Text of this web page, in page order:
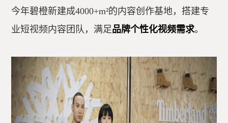
今年碧橙新建成4000+m²的内容创作基地，搭建专
业短视频内容团队，满足品牌个性化视频需求。